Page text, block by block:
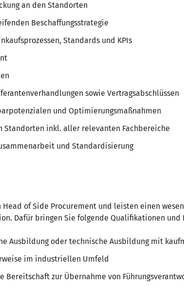
an den Standorten
Beschaffungsstrategie
Standards und KPIs
sowie Vertragsabschlüssen
und Optimierungsmaßnahmen
Standorten inkl. aller relevanten Fachbereiche
und Standardisierung
of Side Procurement und leisten einen
Dafür bringen Sie folgende Qualifikationen und
Ausbildung oder technische Ausbildung mit
im industriellen Umfeld
Bereitschaft zur Übernahme von